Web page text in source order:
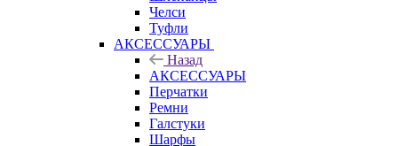
Челси
Туфли
АКСЕССУАРЫ
Назад
АКСЕССУАРЫ
Перчатки
Ремни
Галстуки
Шарфы